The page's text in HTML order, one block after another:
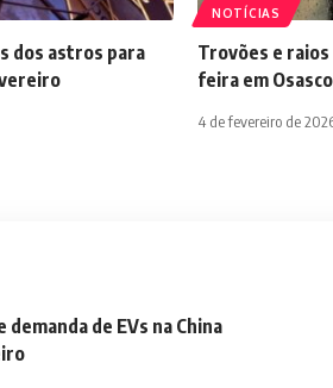
dos astros para
NOTÍCIAS
Trovões e
feira em Osasco
4 de fevereiro de
de EVs na China